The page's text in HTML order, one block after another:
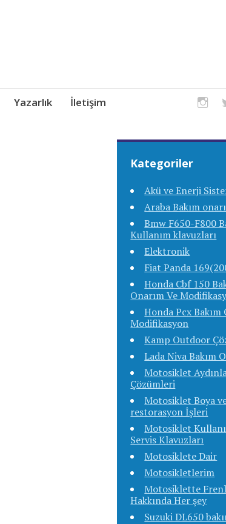
Yazarlık İletişim
Kategoriler
Akü ve Enerji
Araba Bakım
Bmw F650-F800
Kullanım klavuzları
Elektronik
Fiat Panda
Honda Cbf 150
Onarım Ve
Honda Pcx Bakım
Modifikasyon
Kamp Outdoor
Lada Niva Bakım
Motosiklet
Çözümleri
Motosiklet Boya
restorasyon İşleri
Motosiklet
Servis Klavuzları
Motosiklete Dair
Motosikletlerim
Motosiklette
Hakkında Her şey
Suzuki DL650